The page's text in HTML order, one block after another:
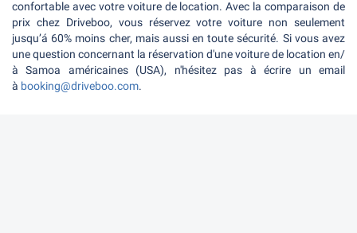
confortable avec votre voiture de location. Avec la comparaison de
prix chez Driveboo, vous réservez votre voiture non seulement
jusqu’á 60% moins cher, mais aussi en toute sécurité. Si vous avez
une question concernant la réservation d'une voiture de location en/
à Samoa américaines (USA), n'hésitez pas à écrire un email
à booking@driveboo.com.